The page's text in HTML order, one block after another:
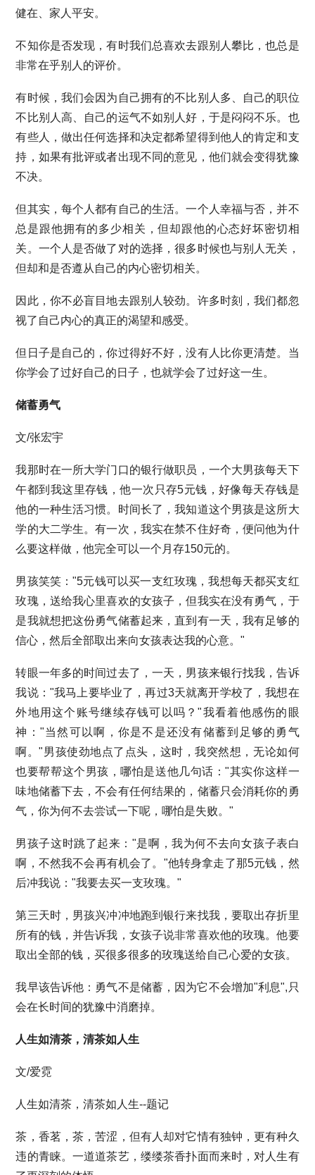
健在、家人平安。
不知你是否发现，有时我们总喜欢去跟别人攀比，也总是
非常在乎别人的评价。
有时候，我们会因为自己拥有的不比别人多、自己的职位
不比别人高、自己的运气不如别人好，于是闷闷不乐。也
有些人，做出任何选择和决定都希望得到他人的肯定和支
持，如果有批评或者出现不同的意见，他们就会变得犹豫
不决。
但其实，每个人都有自己的生活。一个人幸福与否，并不
总是跟他拥有的多少相关，但却跟他的心态好坏密切相
关。一个人是否做了对的选择，很多时候也与别人无关，
但却和是否遵从自己的内心密切相关。
因此，你不必盲目地去跟别人较劲。许多时刻，我们都忽
视了自己内心的真正的渴望和感受。
但日子是自己的，你过得好不好，没有人比你更清楚。当
你学会了过好自己的日子，也就学会了过好这一生。
储蓄勇气
文/张宏宇
我那时在一所大学门口的银行做职员，一个大男孩每天下
午都到我这里存钱，他一次只存5元钱，好像每天存钱是
他的一种生活习惯。时间长了，我知道这个男孩是这所大
学的大二学生。有一次，我实在禁不住好奇，便问他为什
么要这样做，他完全可以一个月存150元的。
男孩笑笑："5元钱可以买一支红玫瑰，我想每天都买支红
玫瑰，送给我心里喜欢的女孩子，但我实在没有勇气，于
是我就想把这份勇气储蓄起来，直到有一天，我有足够的
信心，然后全部取出来向女孩表达我的心意。"
转眼一年多的时间过去了，一天，男孩来银行找我，告诉
我说："我马上要毕业了，再过3天就离开学校了，我想在
外地用这个账号继续存钱可以吗？"我看着他感伤的眼
神："当然可以啊，你是不是还没有储蓄到足够的勇气
啊。"男孩使劲地点了点头，这时，我突然想，无论如何
也要帮帮这个男孩，哪怕是送他几句话："其实你这样一
味地储蓄下去，不会有任何结果的，储蓄只会消耗你的勇
气，你为何不去尝试一下呢，哪怕是失败。"
男孩子这时跳了起来："是啊，我为何不去向女孩子表白
啊，不然我不会再有机会了。"他转身拿走了那5元钱，然
后冲我说："我要去买一支玫瑰。"
第三天时，男孩兴冲冲地跑到银行来找我，要取出存折里
所有的钱，并告诉我，女孩子说非常喜欢他的玫瑰。他要
取出全部的钱，买很多很多的玫瑰送给自己心爱的女孩。
我早该告诉他：勇气不是储蓄，因为它不会增加"利息",只
会在长时间的犹豫中消磨掉。
人生如清茶，清茶如人生
文/爱霓
人生如清茶，清茶如人生--题记
茶，香茗，茶，苦涩，但有人却对它情有独钟，更有种久
违的青睐。一道道茶艺，缕缕茶香扑面而来时，对人生有